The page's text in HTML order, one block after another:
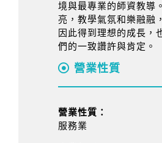
境與最專業的師資教導
亮，教學氣氛和樂融融
因此得到理想的成長，
們的一致讚許與肯定。
營業性質
營業性質：
服務業